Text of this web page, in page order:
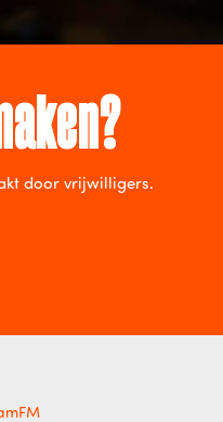
door vrijwilligers.